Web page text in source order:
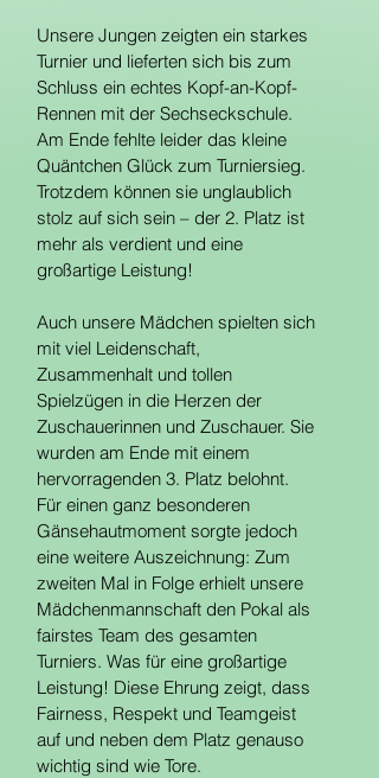
Unsere Jungen zeigten ein starkes
Turnier und lieferten sich bis zum
Schluss ein echtes Kopf-an-Kopf-
Rennen mit der Sechseckschule.
Am Ende fehlte leider das kleine
Quäntchen Glück zum Turniersieg.
Trotzdem können sie unglaublich
stolz auf sich sein – der 2. Platz ist
mehr als verdient und eine
großartige Leistung!
Auch unsere Mädchen spielten sich
mit viel Leidenschaft,
Zusammenhalt und tollen
Spielzügen in die Herzen der
Zuschauerinnen und Zuschauer. Sie
wurden am Ende mit einem
hervorragenden 3. Platz belohnt.
Für einen ganz besonderen
Gänsehautmoment sorgte jedoch
eine weitere Auszeichnung: Zum
zweiten Mal in Folge erhielt unsere
Mädchenmannschaft den Pokal als
fairstes Team des gesamten
Turniers. Was für eine großartige
Leistung! Diese Ehrung zeigt, dass
Fairness, Respekt und Teamgeist
auf und neben dem Platz genauso
wichtig sind wie Tore.